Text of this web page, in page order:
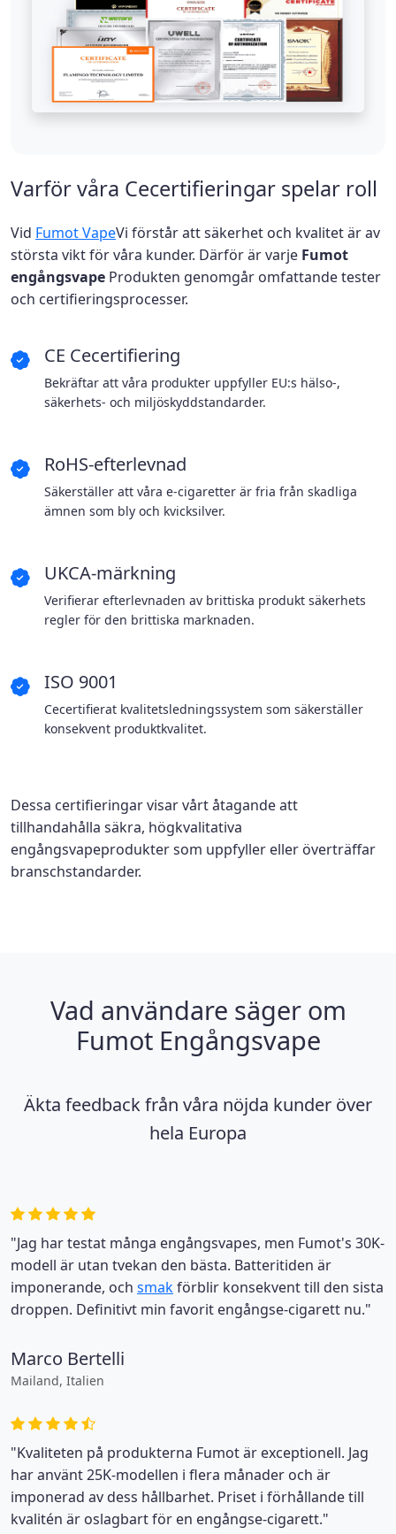
Varför våra Cecertifieringar spelar roll
Vid Fumot VapeVi förstår att säkerhet och kvalitet är av
största vikt för våra kunder. Därför är varje Fumot
engångsvape Produkten genomgår omfattande tester
och certifieringsprocesser.
CE Cecertifiering
Bekräftar att våra produkter uppfyller EU:s hälso-,
säkerhets- och miljöskyddstandarder.
RoHS-efterlevnad
Säkerställer att våra e-cigaretter är fria från skadliga
ämnen som bly och kvicksilver.
UKCA-märkning
Verifierar efterlevnaden av brittiska produkt säkerhets
regler för den brittiska marknaden.
ISO 9001
Cecertifierat kvalitetsledningssystem som säkerställer
konsekvent produktkvalitet.
Dessa certifieringar visar vårt åtagande att
tillhandahålla säkra, högkvalitativa
engångsvapeprodukter som uppfyller eller överträffar
branschstandarder.
Vad användare säger om
Fumot Engångsvape
Äkta feedback från våra nöjda kunder över
hela Europa
"Jag har testat många engångsvapes, men Fumot's 30K-
modell är utan tvekan den bästa. Batteritiden är
imponerande, och smakförblir konsekvent till den sista
droppen. Definitivt min favorit engångse-cigarett nu."
Marco Bertelli
Mailand, Italien
"Kvaliteten på produkterna Fumot är exceptionell. Jag
har använt 25K-modellen i flera månader och är
imponerad av dess hållbarhet. Priset i förhållande till
kvalitén är oslagbart för en engångse-cigarett."